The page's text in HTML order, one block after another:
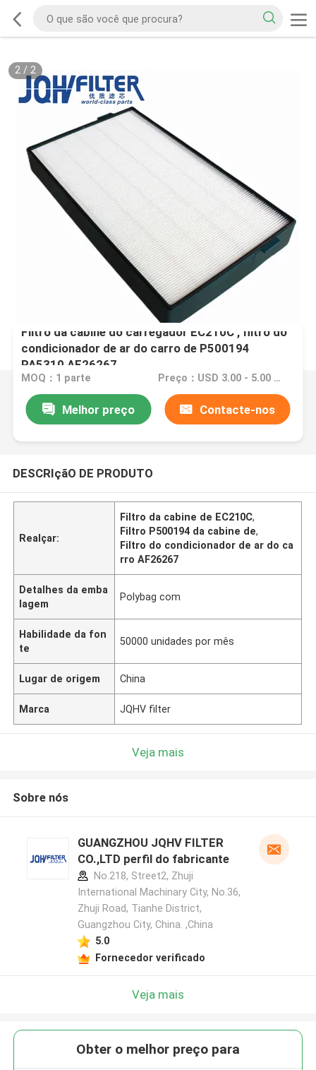
2/ 2
Filtro da cabine do carregador EC210C , filtro do
condicionador de ar do carro de P500194
PA5310 AF26267
MOQ：1 parte Preço：USD 3.00 - 5.00 one piece
Melhor preço Contacte-nos
DESCRIçãO DE PRODUTO
Realçar:
Filtro da cabine de EC210C,
Filtro P500194 da cabine de,
Filtro do condicionador de ar do ca
rro AF26267
Detalhes da emba
lagem
Polybag com
Habilidade da fon
te
50000 unidades por mês
Lugar de origem China
Marca JQHV filter
Veja mais
Sobre nós
GUANGZHOU JQHV FILTER
CO.,LTD perfil do fabricante
No.218, Street2, Zhuji
International Machinary City, No.36,
Zhuji Road, Tianhe District,
Guangzhou City, China. ,China
5.0
Fornecedor verificado
Veja mais
Obter o melhor preço para